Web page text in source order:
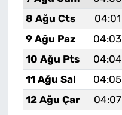
8 Ağu Cts
04:01
9 Ağu Paz
04:03
10 Ağu Pts
04:04
11 Ağu Sal
04:05
12 Ağu Çar
04:07